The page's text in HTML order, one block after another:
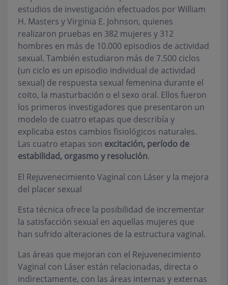
estudios de investigación efectuados por William
H. Masters y Virginia E. Johnson, quienes
realizaron pruebas en 382 mujeres y 312
hombres en más de 10.000 episodios de actividad
sexual. También estudiaron más de 7.500 ciclos
(un ciclo es un episodio individual de actividad
sexual) de respuesta sexual femenina durante el
coito, la masturbación o el sexo oral. Ellos fueron
los primeros investigadores que presentaron un
modelo de cuatro etapas que describía y
explicaba estos cambios fisiológicos naturales.
Las cuatro etapas son excitación, período de
estabilidad, orgasmo y resolución.
El Rejuvenecimiento Vaginal con Láser y la mejora
del placer sexual
Esta técnica ofrece la posibilidad de incrementar
la satisfacción sexual en aquellas mujeres que
han sufrido alteraciones de la estructura vaginal.
Las áreas que mejoran con el Rejuvenecimiento
Vaginal con Láser están relacionadas, directa o
indirectamente, con las áreas internas y externas